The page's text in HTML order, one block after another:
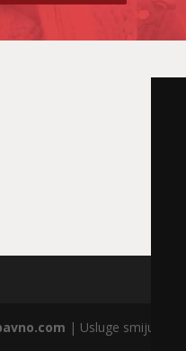
| Usluge smiju